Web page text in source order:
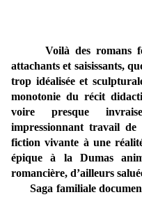
Voilà des romans
attachants et saisissants,
trop idéalisée et
monotonie du récit
voire presque
impressionnant travail
fiction vivante à une
épique à la Dumas
romancière, d’ailleurs
Saga familiale